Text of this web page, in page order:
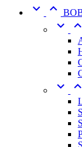
 
 
 